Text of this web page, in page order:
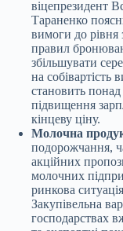
віцепрезидент
Тараненко
вимоги до рівня
правил
збільшувати
на
становить понад
підвищення
кінцеву ціну.
Молочна
подорожчання,
акційних
молочних
ринкова
Закупівельна
господарствах